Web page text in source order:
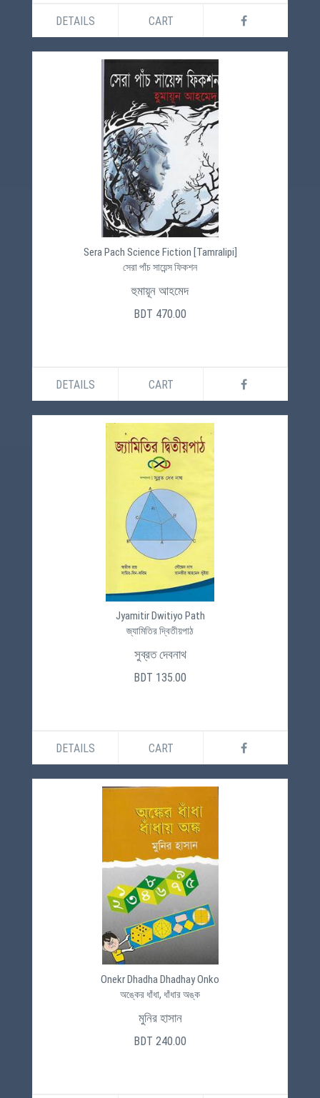
DETAILS CART
Sera Pach Science Fiction [Tamralipi]
সেরা পাঁচ সায়েন্স ফিকশন
হুমায়ূন আহমেদ
BDT 470.00
DETAILS CART
Jyamitir Dwitiyo Path
জ্যামিতির দ্বিতীয়পাঠ
সুব্রত দেবনাথ
BDT 135.00
DETAILS CART
Onekr Dhadha Dhadhay Onko
অঙ্কের ধাঁধা, ধাঁধার অঙ্ক
মুনির হাসান
BDT 240.00